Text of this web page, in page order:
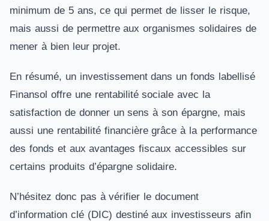
minimum de 5 ans, ce qui permet de lisser le risque,
mais aussi de permettre aux organismes solidaires de
mener à bien leur projet.
En résumé, un investissement dans un fonds labellisé
Finansol offre une rentabilité sociale avec la
satisfaction de donner un sens à son épargne, mais
aussi une rentabilité financière grâce à la performance
des fonds et aux avantages fiscaux accessibles sur
certains produits d’épargne solidaire.
N’hésitez donc pas à vérifier le document
d’information clé (DIC) destiné aux investisseurs afin